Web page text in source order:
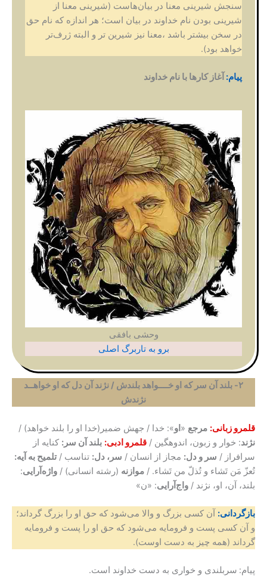
سنجش شیرینی معنا در بیان‌هاست (شیرینی معنا از
شیرینی بودن نام خداوند در بیان است؛ هر اندازه که نام حق
در سخن بیشتر باشد ،معنا نیز شیرین تر و البته ژرف‌تر
خواهد بود).
پیام: آغاز کارها با نام خداوند
وحشی بافقی
برو به تاربرگ اصلی
۲- بلند آن سر که او خــــواهد بلندش / نژند آن دل که او خواهــد
نژندش
قلمرو زبانی: مرجع « او»: خدا / جهش ضمیر(خدا او را بلند خواهد) /
نژند: خوار و زبون، اندوهگین / قلمرو ادبی: بلند آن سر: کنایه از
سرافراز / سر و دل: مجاز از انسان / سر، دل: تناسب /تلمیح به آیه:
تُعزّ مَن تَشاء و تُذلّ من تَشاء. / موازنه (رشته انسانی) / واژه‌آرایی:
بلند، آن، او، نژند / واج‌آرایی: «ن»
بازگردانی: آن کسی بزرگ و والا می‌شود که حق او را بزرگ گرداند؛
و آن کسی پست و فرومایه می‌شود که حق او را پست و فرومایه
گرداند (همه چیز به دست اوست).
پیام: سربلندی و خواری به دست خداوند است.